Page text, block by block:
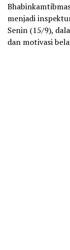
menjadi
Senin (15/9),
dan motivasi